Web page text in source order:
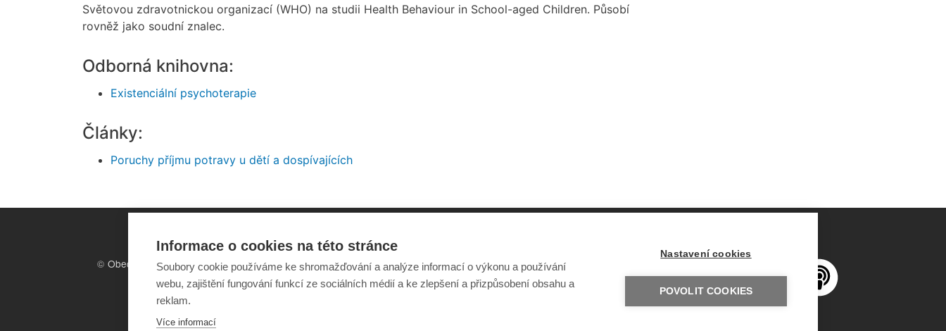
Světovou zdravotnickou organizací (WHO) na studii Health Behaviour in School-aged Children. Působí
rovněž jako soudní znalec.
Odborná knihovna:
Existenciální psychoterapie
Články:
Poruchy příjmu potravy u dětí a dospívajících
© Obecně prospěšná společnost
, o.p.s.
2011–2026
Šance Dětem
ISSN 1805-8876
nazory@sancedetem.cz
Odběr novinek e-mailem
Informace o webu
Ochrana osobních údajů
Informace o cookies na této stránce
Soubory cookie používáme ke shromažďování a analýze informací o výkonu a používání
webu, zajištění fungování funkcí ze sociálních médií a ke zlepšení a přizpůsobení obsahu a
reklam.
Více informací
Nastavení cookies
POVOLIT COOKIES